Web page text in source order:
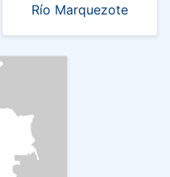
Río Marquezote